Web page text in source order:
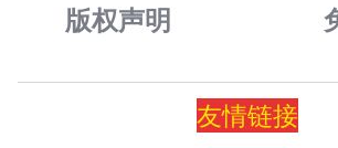
版权声明
友情链接